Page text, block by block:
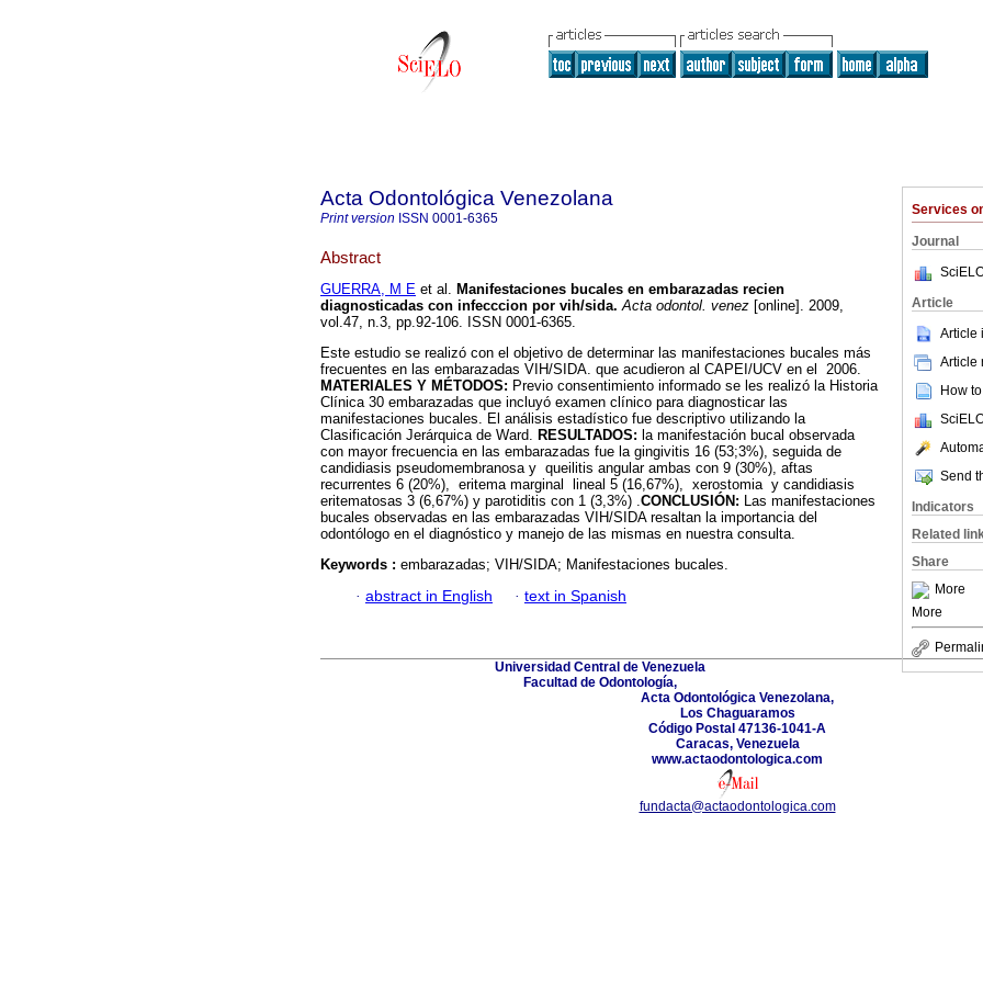
Services
Journal
Article
Article
Article
How
Send
Indicators
Related
Share
More
More
Acta Odontológica Venezolana
Print version ISSN 0001-6365
Abstract
GUERRA, M E et al. Manifestaciones bucales en embarazadas recien
diagnosticadas con infecccion por vih/sida. Acta odontol. venez [online]. 2009,
vol.47, n.3, pp.92-106. ISSN 0001-6365.
Este estudio se realizó con el objetivo de determinar las manifestaciones bucales más
frecuentes en las embarazadas VIH/SIDA. que acudieron al CAPEI/UCV en el 2006.
MATERIALES Y MÉTODOS: Previo consentimiento informado se les realizó la Historia
Clínica 30 embarazadas que incluyó examen clínico para diagnosticar las
manifestaciones bucales. El análisis estadístico fue descriptivo utilizando la
Clasificación Jerárquica de Ward. RESULTADOS: la manifestación bucal observada
con mayor frecuencia en las embarazadas fue la gingivitis 16 (53;3%), seguida de
candidiasis pseudomembranosa y queilitis angular ambas con 9 (30%), aftas
recurrentes 6 (20%), eritema marginal lineal 5 (16,67%), xerostomia y candidiasis
eritematosas 3 (6,67%) y parotiditis con 1 (3,3%) .CONCLUSIÓN: Las manifestaciones
bucales observadas en las embarazadas VIH/SIDA resaltan la importancia del
odontólogo en el diagnóstico y manejo de las mismas en nuestra consulta.
Keywords : embarazadas; VIH/SIDA; Manifestaciones bucales.
· abstract in English · text in Spanish
Universidad Central de Venezuela
Facultad de Odontología,
Acta Odontológica Venezolana,
Los Chaguaramos
Código Postal 47136-1041-A
Caracas, Venezuela
www.actaodontologica.com
fundacta@actaodontologica.com